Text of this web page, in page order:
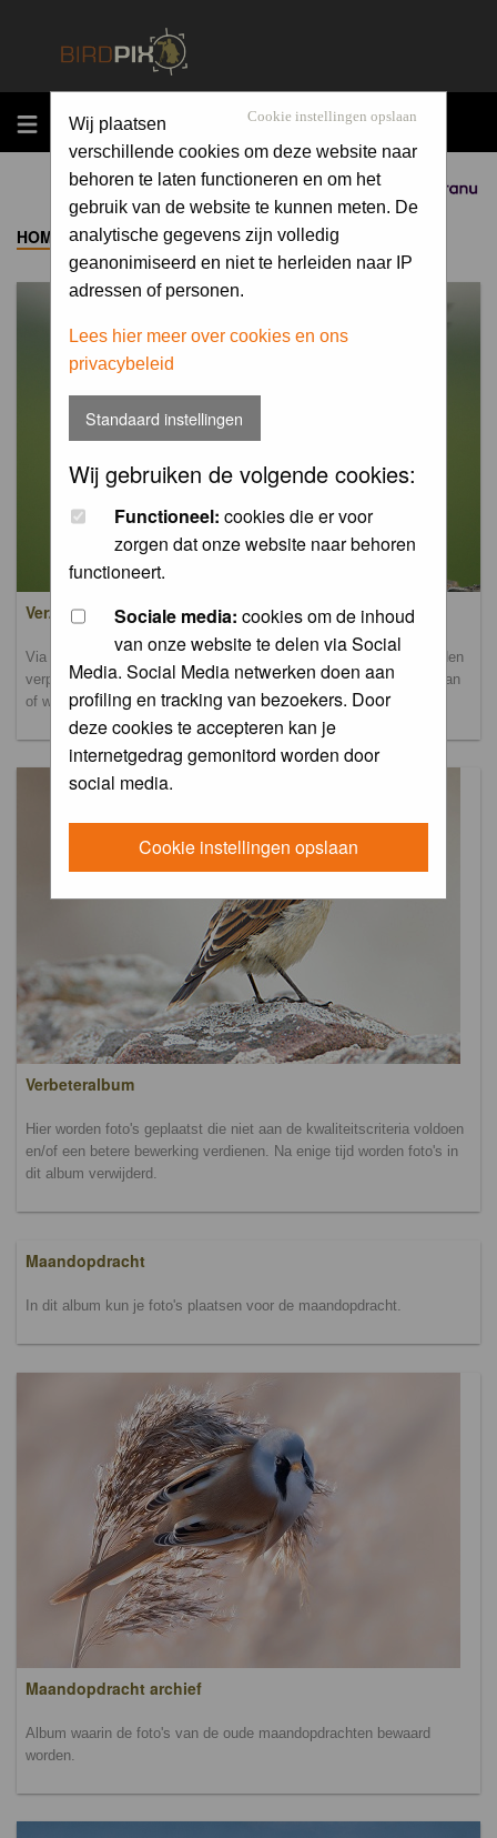
MENU
Sponsored by
Cookie instellingen opslaan
Wij plaatsen
verschillende cookies om deze website naar
behoren te laten functioneren en om het
gebruik van de website te kunnen meten. De
analytische gegevens zijn volledig
geanonimiseerd en niet te herleiden naar IP
adressen of personen.
Lees hier meer over cookies en ons
privacybeleid
Standaard instellingen
Wij gebruiken de volgende cookies:
Functioneel: cookies die er voor
zorgen dat onze website naar behoren
functioneert.
Sociale media: cookies om de inhoud
van onze website te delen via Social
Media. Social Media netwerken doen aan
profiling en tracking van bezoekers. Door
deze cookies te accepteren kan je
internetgedrag gemonitord worden door
social media.
Cookie instellingen opslaan
HOME ->ALBUM
Verzamel- en uploadalbum
Via dit album kun je foto's uploaden. Onderscheidende foto's worden
verplaatst naar de database-albums. Andere foto's blijven hier staan
of worden verplaatst naar het verbeteralbum.
Verbeteralbum
Hier worden foto's geplaatst die niet aan de kwaliteitscriteria voldoen
en/of een betere bewerking verdienen. Na enige tijd worden foto's in
dit album verwijderd.
Maandopdracht
In dit album kun je foto's plaatsen voor de maandopdracht.
Maandopdracht archief
Album waarin de foto's van de oude maandopdrachten bewaard
worden.